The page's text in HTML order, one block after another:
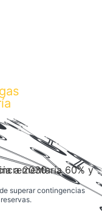
superar contingencias